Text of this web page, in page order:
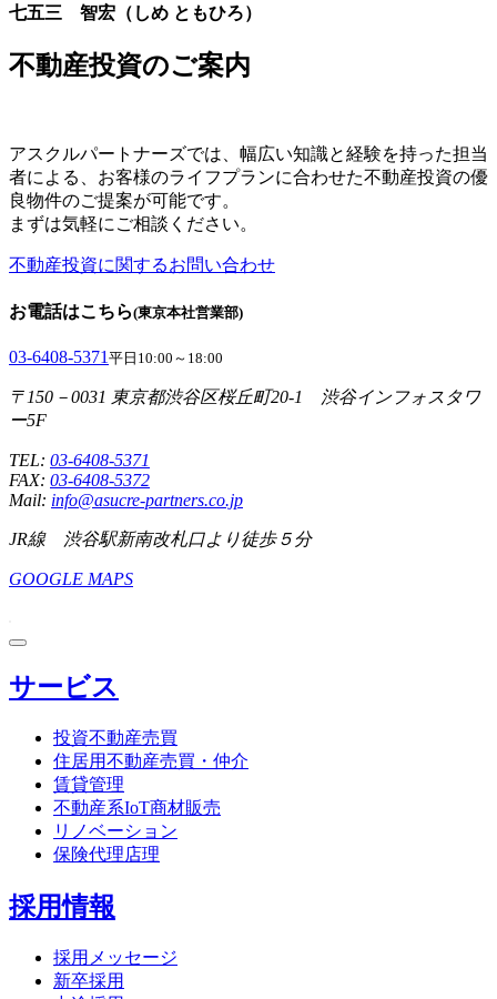
七五三 智宏（しめ ともひろ）
不動産投資のご案内
アスクルパートナーズでは、幅広い知識と経験を持った担当
者による、お客様のライフプランに合わせた不動産投資の優
良物件のご提案が可能です。
まずは気軽にご相談ください。
不動産投資に関するお問い合わせ
お電話はこちら(東京本社営業部)
03-6408-5371 平日10:00～18:00
〒150－0031 東京都渋谷区桜丘町20-1 渋谷インフォスタワ
ー5F
TEL: 03-6408-5371
FAX: 03-6408-5372
Mail: info@asucre-partners.co.jp
JR線 渋谷駅新南改札口より徒歩５分
GOOGLE MAPS
サービス
投資不動産売買
住居用不動産売買・仲介
賃貸管理
不動産系IoT商材販売
リノベーション
保険代理店理
採用情報
採用メッセージ
新卒採用